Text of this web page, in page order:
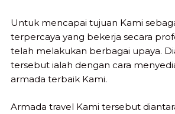
Untuk mencapai tujuan Kami
terpercaya yang bekerja secara
telah melakukan berbagai upaya.
tersebut ialah dengan cara
armada terbaik Kami.
Armada travel Kami tersebut